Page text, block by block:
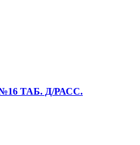
ТАБ. Д/РАСС.